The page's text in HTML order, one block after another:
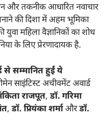
और तकनीक आधारित नवाचार
की दिशा में अहम भूमिका
महिला वैज्ञानिकों का शोध
के लिए प्रेरणादायक है.
से सम्मानित हुईं ये
साइंटिस्ट अचीवमेंट अवार्ड
राजपूत,डॉ. गरिमा
,डॉ. प्रियंका शर्माऔरडॉ.